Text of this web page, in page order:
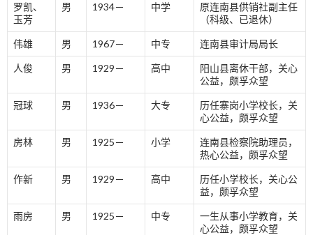
罗凯、
玉芳
男 1934－ 中学
原连南县供销社副主任
（科级、已退休）
伟雄 男 1967－ 中专 连南县审计局局长
人俊 男 1929－ 高中
阳山县离休干部，关心
公益，颇孚众望
冠球 男 1936－ 大专
历任寨岗小学校长，关
心公益，颇孚众望
房林 男 1925－ 小学
连南县检察院助理员，
热心公益，颇孚众望
作新 男 1929－ 高中
历任小学校长，关心公
益，颇孚众望
雨房 男 1925－ 中专
一生从事小学教育，关
心公益，颇孚众望